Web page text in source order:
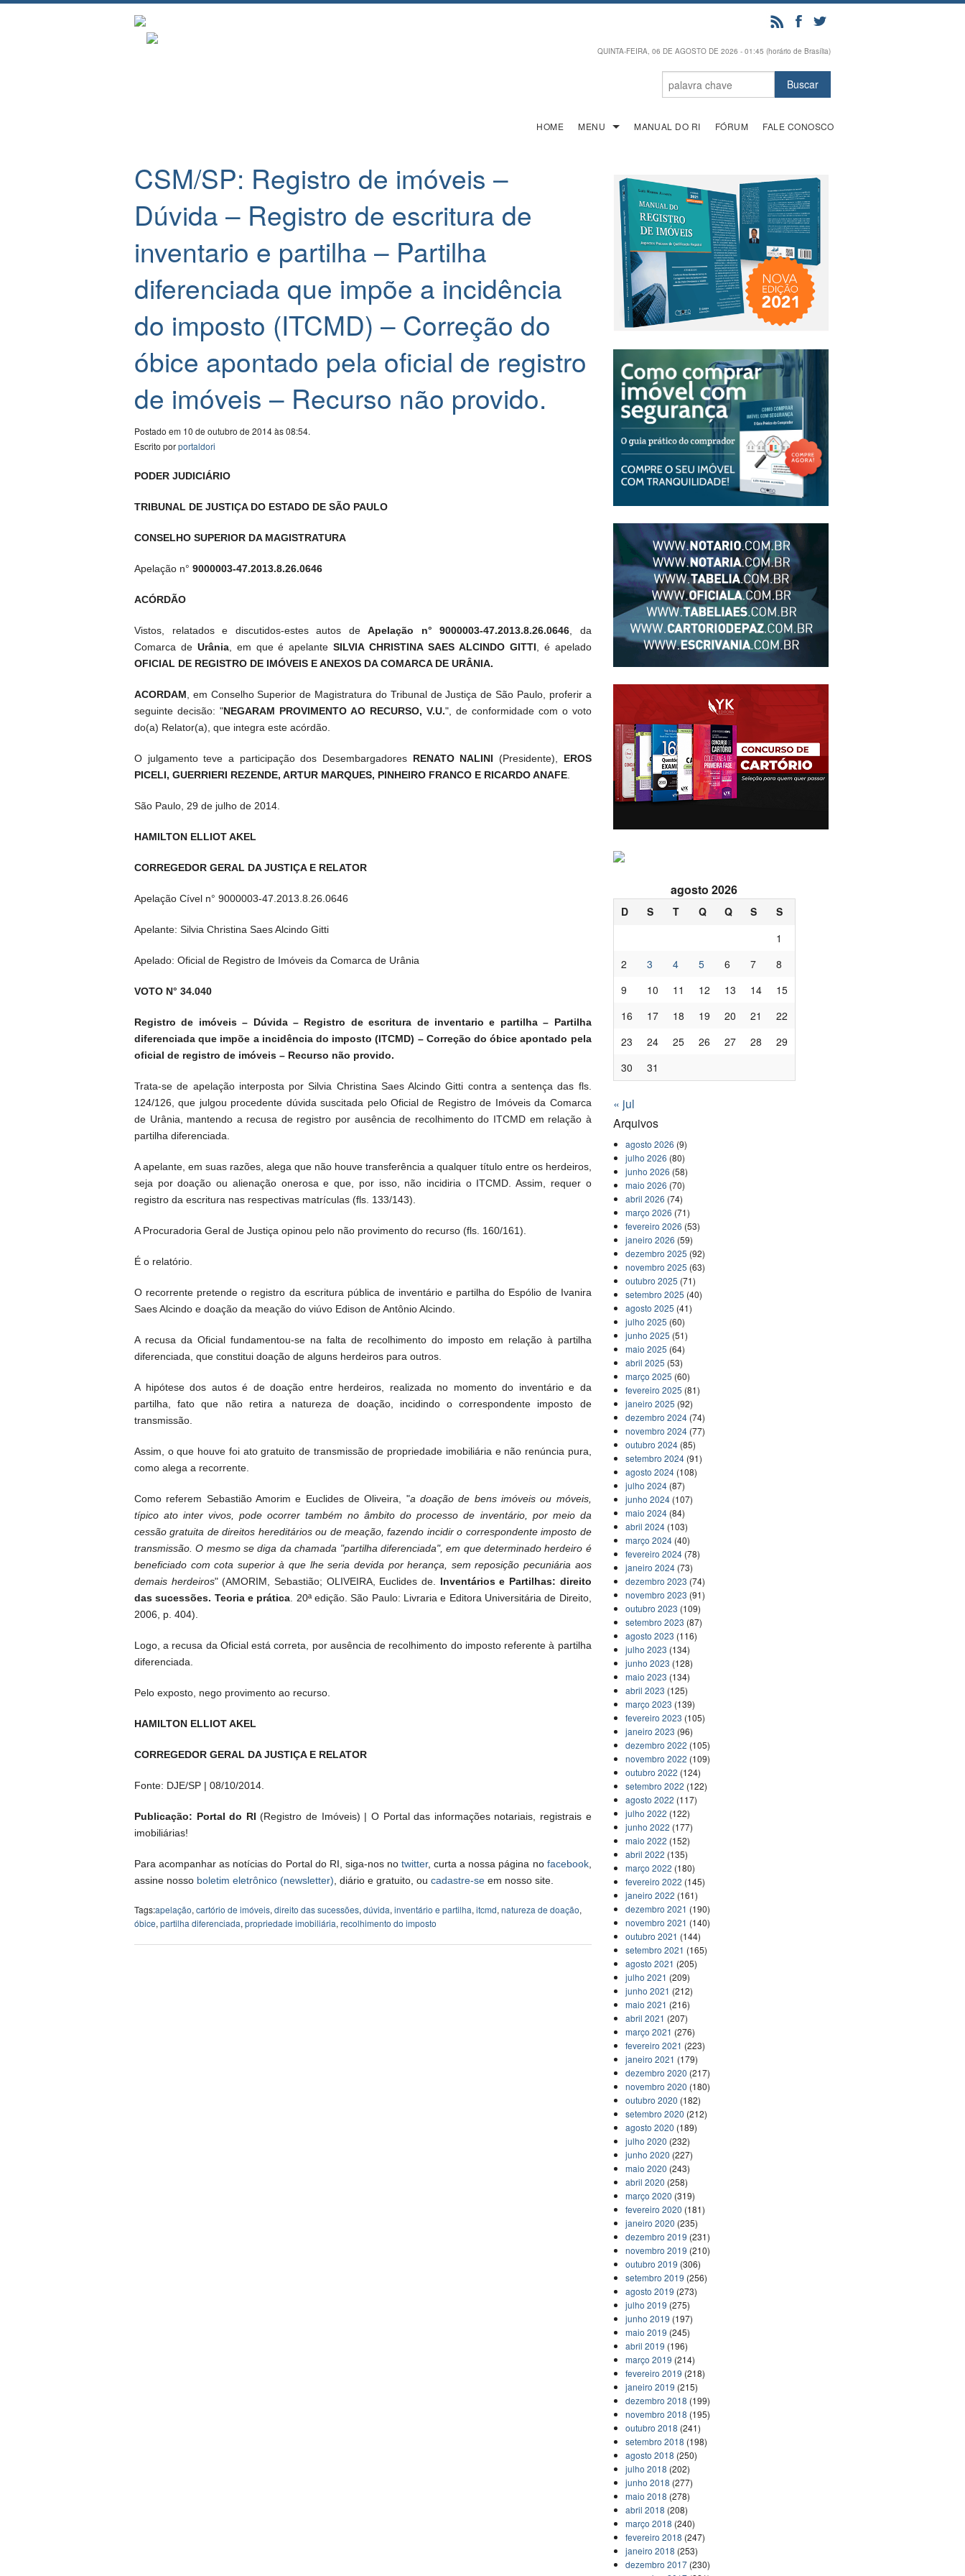
QUINTA-FEIRA, 06 DE AGOSTO DE 2026 - 01:45 (horário de Brasília)
HOME MENU MANUAL DO RI FÓRUM FALE CONOSCO
CSM/SP: Registro de imóveis –
Dúvida – Registro de escritura de
inventario e partilha – Partilha
diferenciada que impõe a incidência
do imposto (ITCMD) – Correção do
óbice apontado pela oficial de registro
de imóveis – Recurso não provido.
Postado em 10 de outubro de 2014 às 08:54.
Escrito porportaldori
PODER JUDICIÁRIO
TRIBUNAL DE JUSTIÇA DO ESTADO DE SÃO PAULO
CONSELHO SUPERIOR DA MAGISTRATURA
Apelação n° 9000003-47.2013.8.26.0646
ACÓRDÃO
Vistos, relatados e discutidos-estes autos deApelação n° 9000003-47.2013.8.26.0646 , da
Comarca de Urânia, em que é apelanteSILVIA CHRISTINA SAES ALCINDO GITTI , é apelado
OFICIAL DE REGISTRO DE IMÓVEIS E ANEXOS DA COMARCA DE URÂNIA.
ACORDAM , em Conselho Superior de Magistratura do Tribunal de Justiça de São Paulo, proferir a
seguinte decisão: "NEGARAM PROVIMENTO AO RECURSO, V.U.", de conformidade com o voto
do(a) Relator(a), que integra este acórdão.
O julgamento teve a participação dos Desembargadores RENATO NALINI (Presidente), EROS
PICELI, GUERRIERI REZENDE, ARTUR MARQUES, PINHEIRO FRANCO E RICARDO ANAFE
São Paulo, 29 de julho de 2014.
HAMILTON ELLIOT AKEL
CORREGEDOR GERAL DA JUSTIÇA E RELATOR
Apelação Cível n° 9000003-47.2013.8.26.0646
Apelante: Silvia Christina Saes Alcindo Gitti
Apelado: Oficial de Registro de Imóveis da Comarca de Urânia
VOTO N° 34.040
Registro de imóveis – Dúvida – Registro de escritura de inventario e partilha – Partilha
diferenciada que impõe a incidência do imposto (ITCMD) – Correção do óbice apontado pela
oficial de registro de imóveis – Recurso não provido.
Trata-se de apelação interposta por Silvia Christina Saes Alcindo Gitti contra a sentença das fls.
124/126, que julgou procedente dúvida suscitada pelo Oficial de Registro de Imóveis da Comarca
de Urânia, mantendo a recusa de registro por ausência de recolhimento do ITCMD em relação à
partilha diferenciada.
A apelante, em suas razões, alega que não houve transferência a qualquer título entre os herdeiros,
seja por doação ou alienação onerosa e que, por isso, não incidiria o ITCMD. Assim, requer o
registro da escritura nas respectivas matrículas (fls. 133/143).
A Procuradoria Geral de Justiça opinou pelo não provimento do recurso (fls. 160/161).
É o relatório.
O recorrente pretende o registro da escritura pública de inventário e partilha do Espólio de Ivanira
Saes Alcindo e doação da meação do viúvo Edison de Antônio Alcindo.
A recusa da Oficial fundamentou-se na falta de recolhimento do imposto em relação à partilha
diferenciada, que constitui doação de alguns herdeiros para outros.
A hipótese dos autos é de doação entre herdeiros, realizada no momento do inventário e da
partilha, fato que não retira a natureza de doação, incidindo o correspondente imposto de
transmissão.
Assim, o que houve foi ato gratuito de transmissão de propriedade imobiliária e não renúncia pura,
como alega a recorrente.
Como referem Sebastião Amorim e Euclides de Oliveira, "a doação de bens imóveis ou móveis,
típico ato inter vivos, pode ocorrer também no âmbito do processo de inventário, por meio da
cessão gratuita de direitos hereditários ou de meação, fazendo incidir o correspondente imposto de
transmissão. O mesmo se diga da chamada "partilha diferenciada", em que determinado herdeiro é
beneficiado com cota superior à que lhe seria devida por herança, sem reposição pecuniária aos
demais herdeiros" (AMORIM, Sebastião; OLIVEIRA, Euclides de. Inventários e Partilhas: direito
das sucessões. Teoria e prática . 20ª edição. São Paulo: Livraria e Editora Universitária de Direito,
2006, p. 404).
Logo, a recusa da Oficial está correta, por ausência de recolhimento do imposto referente à partilha
diferenciada.
Pelo exposto, nego provimento ao recurso.
HAMILTON ELLIOT AKEL
CORREGEDOR GERAL DA JUSTIÇA E RELATOR
Fonte: DJE/SP | 08/10/2014.
Publicação: Portal do RI (Registro de Imóveis) | O Portal das informações notariais, registrais e
imobiliárias!
Para acompanhar as notícias do Portal do RI, siga-nos notwitter, curta a nossa página no facebook,
assine nosso boletim eletrônico (newsletter) , diário e gratuito, ou cadastre-se em nosso site.
Tags:apelação, cartório de imóveis, direito das sucessões, dúvida, inventário e partilha, itcmd, natureza de doação,
óbice, partilha diferenciada, propriedade imobiliária, recolhimento do imposto
agosto 2026
D S T Q Q S
S
1
2
3 4 5 6 7
8
9
10 11 12 13 14
15
16
17 18 19 20 21
22
23
24 25 26 27 28
29
30
31
« jul
Arquivos
agosto 2026 (9)
julho 2026 (80)
junho 2026 (58)
maio 2026 (70)
abril 2026 (74)
março 2026 (71)
fevereiro 2026 (53)
janeiro 2026 (59)
dezembro 2025 (92)
novembro 2025 (63)
outubro 2025 (71)
setembro 2025 (40)
agosto 2025 (41)
julho 2025 (60)
junho 2025 (51)
maio 2025 (64)
abril 2025 (53)
março 2025 (60)
fevereiro 2025 (81)
janeiro 2025 (92)
dezembro 2024 (74)
novembro 2024 (77)
outubro 2024 (85)
setembro 2024 (91)
agosto 2024 (108)
julho 2024 (87)
junho 2024 (107)
maio 2024 (84)
abril 2024 (103)
março 2024 (40)
fevereiro 2024 (78)
janeiro 2024 (73)
dezembro 2023 (74)
novembro 2023 (91)
outubro 2023 (109)
setembro 2023 (87)
agosto 2023 (116)
julho 2023 (134)
junho 2023 (128)
maio 2023 (134)
abril 2023 (125)
março 2023 (139)
fevereiro 2023 (105)
janeiro 2023 (96)
dezembro 2022 (105)
novembro 2022 (109)
outubro 2022 (124)
setembro 2022 (122)
agosto 2022 (117)
julho 2022 (122)
junho 2022 (177)
maio 2022 (152)
abril 2022 (135)
março 2022 (180)
fevereiro 2022 (145)
janeiro 2022 (161)
dezembro 2021 (190)
novembro 2021 (140)
outubro 2021 (144)
setembro 2021 (165)
agosto 2021 (205)
julho 2021 (209)
junho 2021 (212)
maio 2021 (216)
abril 2021 (207)
março 2021 (276)
fevereiro 2021 (223)
janeiro 2021 (179)
dezembro 2020 (217)
novembro 2020 (180)
outubro 2020 (182)
setembro 2020 (212)
agosto 2020 (189)
julho 2020 (232)
junho 2020 (227)
maio 2020 (243)
abril 2020 (258)
março 2020 (319)
fevereiro 2020 (181)
janeiro 2020 (235)
dezembro 2019 (231)
novembro 2019 (210)
outubro 2019 (306)
setembro 2019 (256)
agosto 2019 (273)
julho 2019 (275)
junho 2019 (197)
maio 2019 (245)
abril 2019 (196)
março 2019 (214)
fevereiro 2019 (218)
janeiro 2019 (215)
dezembro 2018 (199)
novembro 2018 (195)
outubro 2018 (241)
setembro 2018 (198)
agosto 2018 (250)
julho 2018 (202)
junho 2018 (277)
maio 2018 (278)
abril 2018 (208)
março 2018 (240)
fevereiro 2018 (247)
janeiro 2018 (253)
dezembro 2017 (230)